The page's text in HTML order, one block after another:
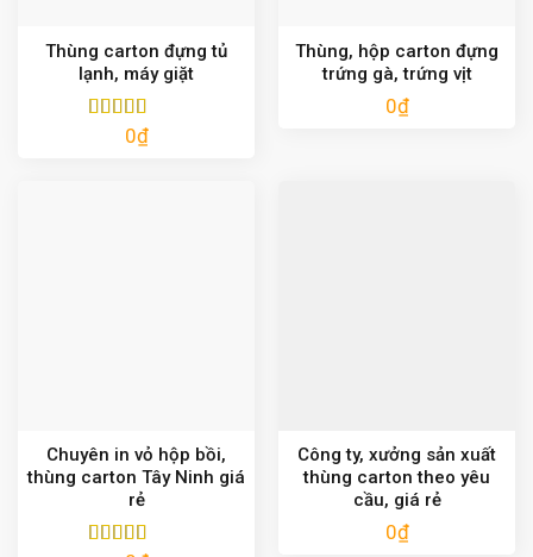
Thùng carton đựng tủ
lạnh, máy giặt
Được xếp
0₫
Thùng, hộp carton đựng
trứng gà, trứng vịt
0₫
Chuyên in vỏ hộp bồi,
thùng carton Tây Ninh giá
rẻ
Công ty, xưởng sản xuất
thùng carton theo yêu
cầu, giá rẻ
0₫